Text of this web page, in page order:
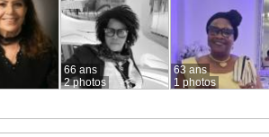
66 ans
2 photos
63 ans
1 photos